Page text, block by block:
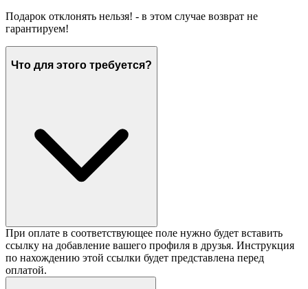
Подарок отклонять нельзя! - в этом случае возврат не
гарантируем!
Что для этого требуется?
При оплате в соответствующее поле нужно будет вставить
ссылку на добавление вашего профиля в друзья. Инструкция
по нахождению этой ссылки будет представлена перед
оплатой.